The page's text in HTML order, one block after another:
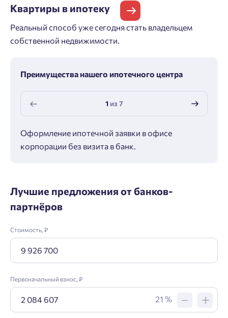
Квартиры в ипотеку
Реальный способ уже сегодня стать владельцем
собственной недвижимости.
Преимущества нашего ипотечного центра
1из7
Оформление ипотечной заявки в офисе
корпорации без визита в банк.
Лучшие предложения от банков-
партнёров
Стоимость, ₽
Первоначальный взнос, ₽
21 %